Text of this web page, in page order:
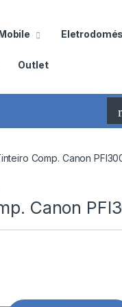
Outlet
Comp. Canon
Canon